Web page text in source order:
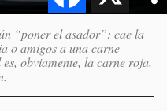
“poner el asador”: cae la
o amigos a una carne
obviamente, la carne roja,